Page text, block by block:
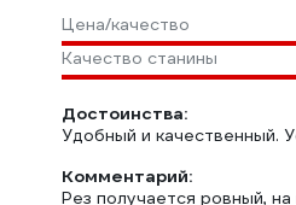
Цена/качество
Качество станины
Достоинства:
Удобный и качественный.
Комментарий:
Рез получается ровный,